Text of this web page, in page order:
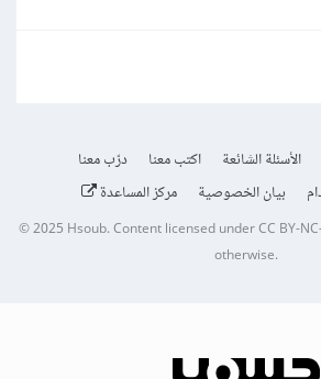
الأسئلة الشائعة اكتب معنا
درّب معنا
بيان الخصوصية مركز المساعدة
© 2025 Hsoub.Content licensed underCC BY-
otherwise.